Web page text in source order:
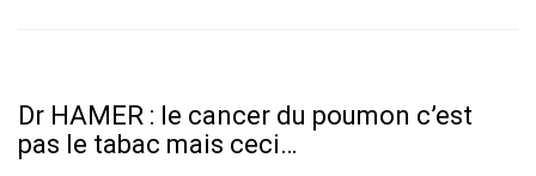
Dr HAMER : le cancer du poumon c’est
pas le tabac mais ceci…